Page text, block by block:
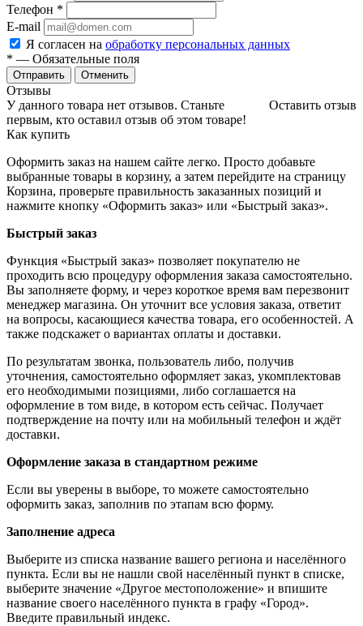
Телефон *
E-mail
Я согласен на обработку персональных данных
* — Обязательные поля
Отменить
Отзывы
Оставить отзыв
У данного товара нет отзывов. Станьте
первым, кто оставил отзыв об этом товаре!
Как купить
Оформить заказ на нашем сайте легко. Просто добавьте
выбранные товары в корзину, а затем перейдите на страницу
Корзина, проверьте правильность заказанных позиций и
нажмите кнопку «Оформить заказ» или «Быстрый заказ».
Быстрый заказ
Функция «Быстрый заказ» позволяет покупателю не
проходить всю процедуру оформления заказа самостоятельно.
Вы заполняете форму, и через короткое время вам перезвонит
менеджер магазина. Он уточнит все условия заказа, ответит
на вопросы, касающиеся качества товара, его особенностей. А
также подскажет о вариантах оплаты и доставки.
По результатам звонка, пользователь либо, получив
уточнения, самостоятельно оформляет заказ, укомплектовав
его необходимыми позициями, либо соглашается на
оформление в том виде, в котором есть сейчас. Получает
подтверждение на почту или на мобильный телефон и ждёт
доставки.
Оформление заказа в стандартном режиме
Если вы уверены в выборе, то можете самостоятельно
оформить заказ, заполнив по этапам всю форму.
Заполнение адреса
Выберите из списка название вашего региона и населённого
пункта. Если вы не нашли свой населённый пункт в списке,
выберите значение «Другое местоположение» и впишите
название своего населённого пункта в графу «Город».
Введите правильный индекс.